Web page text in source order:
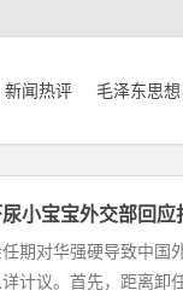
新闻热评 毛泽东思想
小宝宝外交部回应
期对华强硬导致中国
计议。首先，距离卸